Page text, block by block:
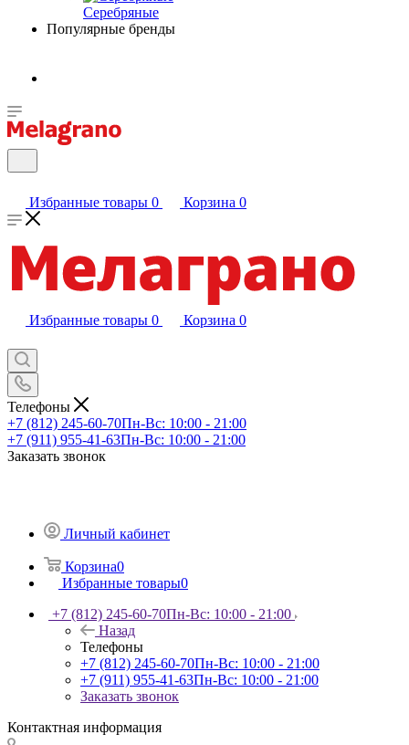
Серебряные
Популярные бренды
Избранные товары 0 Корзина 0
Избранные товары 0 Корзина 0
Телефоны
+7 (812) 245-60-70Пн-Вс: 10:00 - 21:00
+7 (911) 955-41-63Пн-Вс: 10:00 - 21:00
Заказать звонок
Личный кабинет
Корзина0
Избранные товары0
+7 (812) 245-60-70Пн-Вс: 10:00 - 21:00
Назад
Телефоны
+7 (812) 245-60-70Пн-Вс: 10:00 - 21:00
+7 (911) 955-41-63Пн-Вс: 10:00 - 21:00
Заказать звонок
Контактная информация